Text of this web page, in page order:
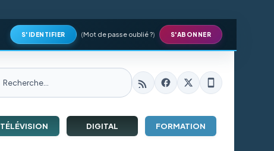
S'IDENTIFIER (Mot de passe oublié ?) S'ABONNER
TÉLÉVISION DIGITAL FORMATION